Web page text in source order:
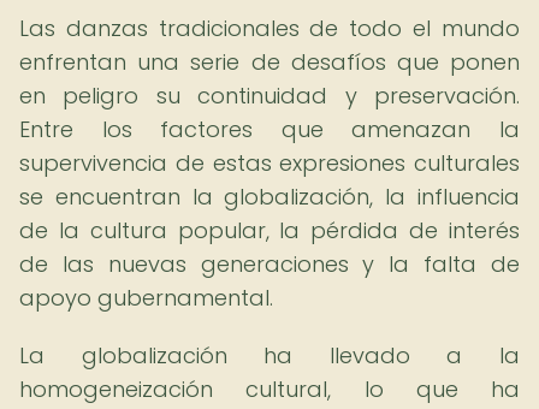
Las danzas tradicionales de todo el mundo
enfrentan una serie de desafíos que ponen
en peligro su continuidad y preservación.
Entre los factores que amenazan la
supervivencia de estas expresiones culturales
se encuentran la globalización, la influencia
de la cultura popular, la pérdida de interés
de las nuevas generaciones y la falta de
apoyo gubernamental.
La globalización ha llevado a la
homogeneización cultural, lo que ha